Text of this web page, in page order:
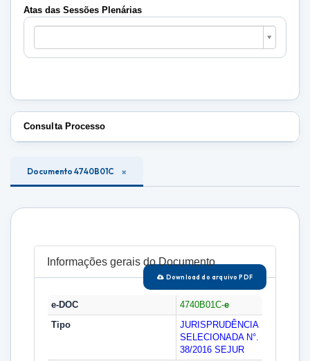
Atas das Sessões Plenárias
Atas
Sessões
Plenárias
Consulta Processo
Documento 4740B01C
Informações gerais do Documento
Download do arquivo PDF
e-DOC 4740B01C-e
Tipo
JURISPRUDÊNCIA
SELECIONADA N°.
38/2016 SEJUR